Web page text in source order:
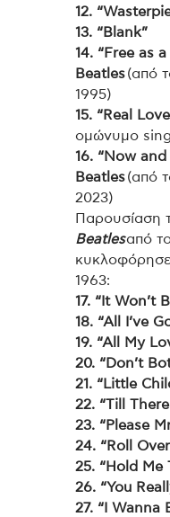
12.
13. “Blank”
14. “Free as
Beatles(από
1995)
15. “Real
ομώνυμο
16. “Now
Beatles(από
2023)
Παρουσίαση
Beatlesαπό
1963:
17. “It Won’t
18. “All I’ve
19. “All My
20. “Don’t
21. “Little
22. “Till
23. “Please
24. “Roll
25. “Hold Me
26. “You
27. “I Wanna